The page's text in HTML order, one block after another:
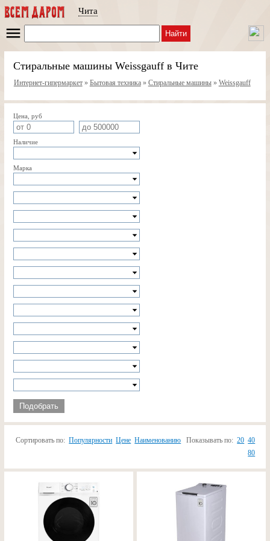
Чита
Найти
Стиральные машины Weissgauff в Чите
Интернет-гипермаркет» Бытовая техника» Стиральные машины» Weissgauff
Цена, руб
Наличие
Марка
Подобрать
Сортировать по: Популярности Цене Наименованию Показывать по: 20 40
80